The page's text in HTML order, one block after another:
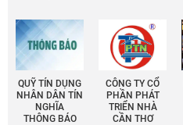
QUỸ TÍN DỤNG
NHÂN DÂN TÍN
NGHĨA
THÔNG BÁO
CÔNG TY CỔ
PHẦN PHÁT
TRIỂN NHÀ
CẦN THƠ